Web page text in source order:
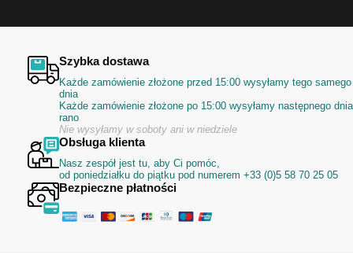
Szybka dostawa
Każde zamówienie złożone przed 15:00 wysyłamy tego samego
dnia
Każde zamówienie złożone po 15:00 wysyłamy następnego dnia
rano
Nie wysyłamy w soboty ani w niedziele
Obsługa klienta
Nasz zespół jest tu, aby Ci pomóc,
od poniedziałku do piątku pod numerem +33 (0)5 58 70 25 05
Bezpieczne płatności